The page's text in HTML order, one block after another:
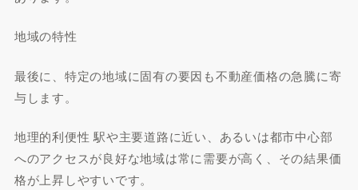
地域の特性
最後に、特定の地域に固有の要因も不動産価格の急騰に寄
与します。
地理的利便性 駅や主要道路に近い、あるいは都市中心部
へのアクセスが良好な地域は常に需要が高く、その結果価
格が上昇しやすいです。